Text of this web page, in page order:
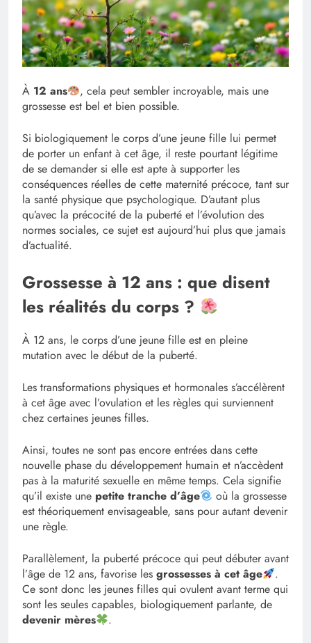
À 12 ans
, cela peut sembler incroyable, mais une
grossesse est bel et bien possible.
Si biologiquement le corps d’une jeune fille lui permet
de porter un enfant à cet âge, il reste pourtant légitime
de se demander si elle est apte à supporter les
conséquences réelles de cette maternité précoce, tant sur
la santé physique que psychologique. D’autant plus
qu’avec la précocité de la puberté et l’évolution des
normes sociales, ce sujet est aujourd’hui plus que jamais
d’actualité.
Grossesse à 12 ans : que disent
les réalités du corps ?
À 12 ans, le corps d’une jeune fille est en pleine
mutation avec le début de la puberté.
Les transformations physiques et hormonales s’accélèrent
à cet âge avec l’ovulation et les règles qui surviennent
chez certaines jeunes filles.
Ainsi, toutes ne sont pas encore entrées dans cette
nouvelle phase du développement humain et n’accèdent
pas à la maturité sexuelle en même temps. Cela signifie
qu’il existe une petite tranche d’âge
où la grossesse
est théoriquement envisageable, sans pour autant devenir
une règle.
Parallèlement, la puberté précoce qui peut débuter avant
l’âge de 12 ans, favorise les grossesses à cet âge
.
Ce sont donc les jeunes filles qui ovulent avant terme qui
sont les seules capables, biologiquement parlante, de
devenir mères
.